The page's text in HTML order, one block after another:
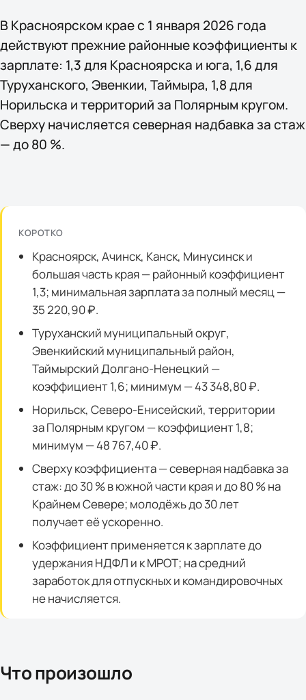
В Красноярском крае с 1 января 2026 года
действуют прежние районные коэффициенты к
зарплате: 1,3 для Красноярска и юга, 1,6 для
Туруханского, Эвенкии, Таймыра, 1,8 для
Норильска и территорий за Полярным кругом.
Сверху начисляется северная надбавка за стаж
— до 80 %.
КОРОТКО
Красноярск, Ачинск, Канск, Минусинск и
большая часть края — районный коэффициент
1,3; минимальная зарплата за полный месяц —
35 220,90 ₽.
Туруханский муниципальный округ,
Эвенкийский муниципальный район,
Таймырский Долгано-Ненецкий —
коэффициент 1,6; минимум — 43 348,80 ₽.
Норильск, Северо-Енисейский, территории
за Полярным кругом — коэффициент 1,8;
минимум — 48 767,40 ₽.
Сверху коэффициента — северная надбавка за
стаж: до 30 % в южной части края и до 80 % на
Крайнем Севере; молодёжь до 30 лет
получает её ускоренно.
Коэффициент применяется к зарплате до
удержания НДФЛ и к МРОТ; на средний
заработок для отпускных и командировочных
не начисляется.
Что произошло